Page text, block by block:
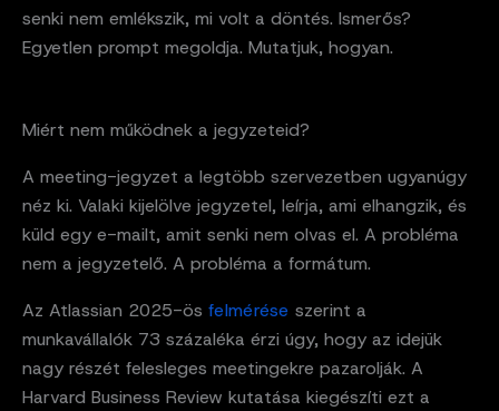
senki nem emlékszik, mi volt a döntés. Ismerős?
Egyetlen prompt megoldja. Mutatjuk, hogyan.
Miért nem működnek a jegyzeteid?
A meeting-jegyzet a legtöbb szervezetben ugyanúgy
néz ki. Valaki kijelölve jegyzetel, leírja, ami elhangzik, és
küld egy e-mailt, amit senki nem olvas el. A probléma
nem a jegyzetelő. A probléma a formátum.
Az Atlassian 2025-ös felmérése szerint a
munkavállalók 73 százaléka érzi úgy, hogy az idejük
nagy részét felesleges meetingekre pazarolják. A
Harvard Business Review kutatása kiegészíti ezt a